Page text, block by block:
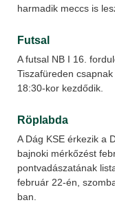
harmadik meccs is
Futsal
A futsal NB I 16.
Tiszafüreden
18:30-kor kezdődik.
Röplabda
A Dág KSE érkezik a
bajnoki mérkőzést
pontvadászatának
február 22-én,
ban.